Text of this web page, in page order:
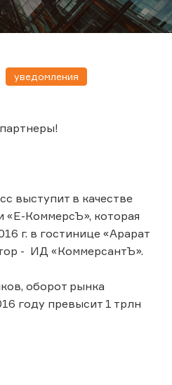
уведомления
выступит в качестве
«Е-КоммерсЪ», которая
г. в гостинице «Арарат
- ИД «КоммерсантЪ».
оборот рынка
году превысит 1 трлн